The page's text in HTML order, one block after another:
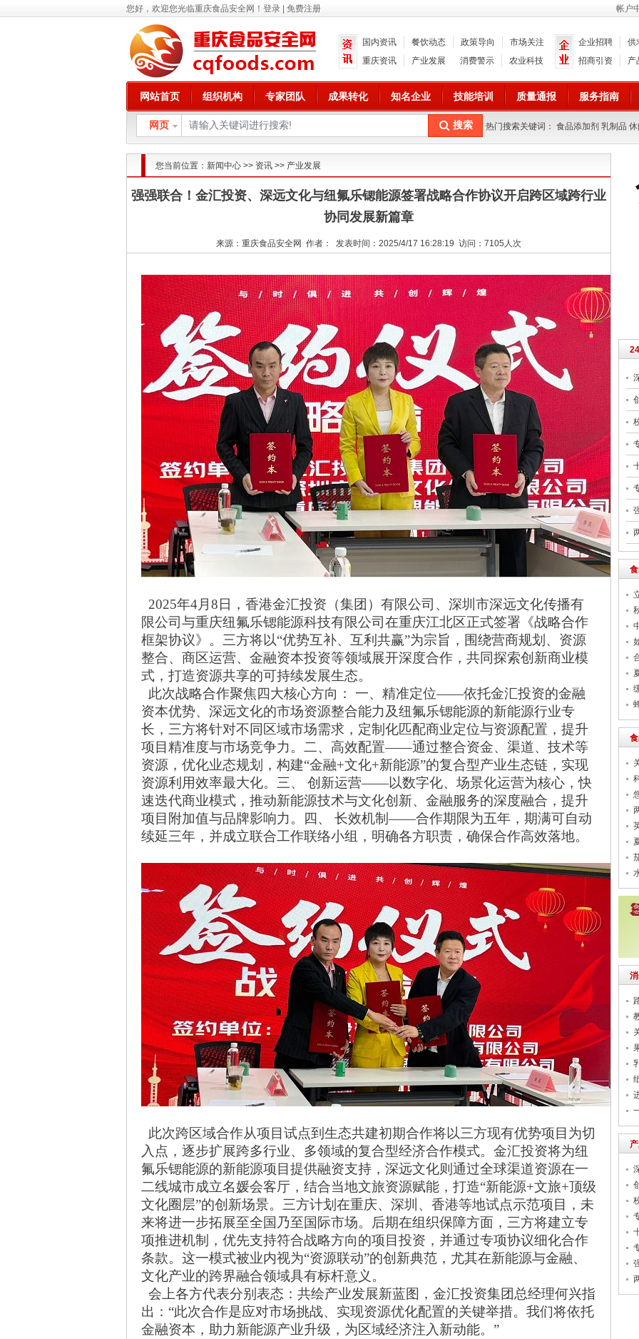
您好，欢迎您光临重庆食品安全网！ 登录 免费注册 帐户
国内资讯 餐饮动态 政策导向
市场关注
重庆资讯
产业发展 消费警示 农业科技
企业招聘 供
招商引资
产
网站首页 组织机构 专家团队 成果转化 知名企业 技能培训 质量通报 服务指南
网页 热门搜索关键词： 食品添加剂 乳制品
您当前位置： 新闻中心 >> 资讯 >> 产业发展
强强联合！金汇投资、深远文化与纽氟乐锶能源签署战略合作协议开启跨区域跨行业
协同发展新篇章
来源：重庆食品安全网 作者： 发表时间：2025/4/17 16:28:19 访问：7105人次
2025年4月8日，香港金汇投资（集团）有限公司、深圳市深远文化传播有
限公司与重庆纽氟乐锶能源科技有限公司在重庆江北区正式签署《战略合作
框架协议》。三方将以“优势互补、互利共赢”为宗旨，围绕营商规划、资源
整合、商区运营、金融资本投资等领域展开深度合作，共同探索创新商业模
式，打造资源共享的可持续发展生态。
此次战略合作聚焦四大核心方向：
一、精准定位——依托金汇投资的金融
资本优势、深远文化的市场资源整合能力及纽氟乐锶能源的新能源行业专
长，三方将针对不同区域市场需求，定制化匹配商业定位与资源配置，提升
项目精准度与市场竞争力。二、高效配置——通过整合资金、渠道、技术等
资源，优化业态规划，构建“金融+文化+新能源”的复合型产业生态链，实现
资源利用效率最大化。三、 创新运营——以数字化、场景化运营为核心，快
速迭代商业模式，推动新能源技术与文化创 新、 金融服务的深度融合，提升
项目附加值与品牌影响力。四、
长效机制 ——合作期限为五年，期满可自动
续延三年，并成立联合工作联络小组，明确各方职责，确保合作高效落地。
此次跨区域合作从项目试点到生态共建初期合作将以三方现有优势项目为切
入点，逐步扩展跨多行业、多领域的复合型经济合作模式。金汇投资将为纽
氟乐锶能源的新能源项目提供融资支持， 深远文化则通过全球渠道资源在一
二线城市成立名媛会客厅 ，结合当地文旅资源赋能，打造“新能源+文旅+顶级
文化圈层”的创新场景。三方计划在重庆、深圳、香港等地试点示范项目，未
来将进一步拓展至全国乃至国际市场。后期在组织保障方面，三方将建立专
项推进机制，优先支持符合战略方向的项目 投资 ，并通过专项协议细化合作
条款。这一模式被业内视为“资源联动”的创新典范，尤其在新能源与金融、
文化产业的跨界融合领域具有标杆意义。
会上各方代表分别表态：共绘产业发展新蓝图，金汇投资集团总经理何兴指
出： “此次合作是应对市场挑战、实现资源优化配置的关键举措。我们将依托
金融资本，助力新能源产业升级，为区域经济注入新动能。 ”